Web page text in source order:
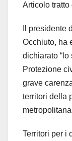
Articolo tratto
Il
Occhiuto, ha
dichiarato
Protezione
grave
territori della
Territori per i